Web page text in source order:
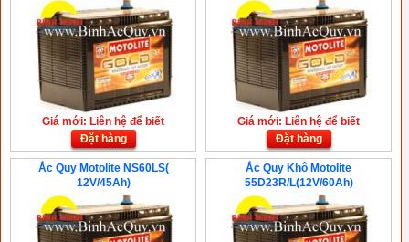
Giá mới: Liên hệ để biết
Đặt hàng
Giá mới: Liên hệ để biết
Đặt hàng
Ắc Quy Motolite NS60LS(
12V/45Ah)
Ắc Quy Khô Motolite
55D23R/L(12V/60Ah)